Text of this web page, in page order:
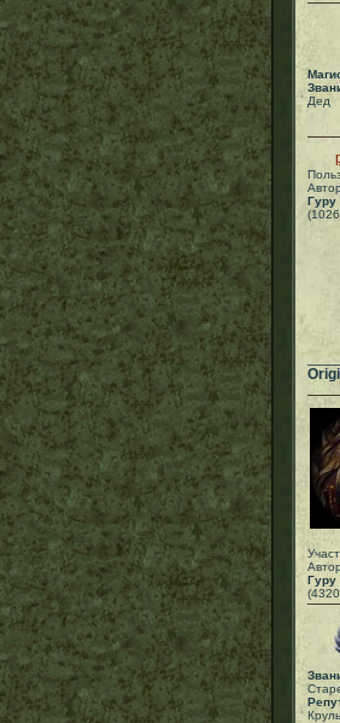
Дед
Гуру
Гуру
Круль